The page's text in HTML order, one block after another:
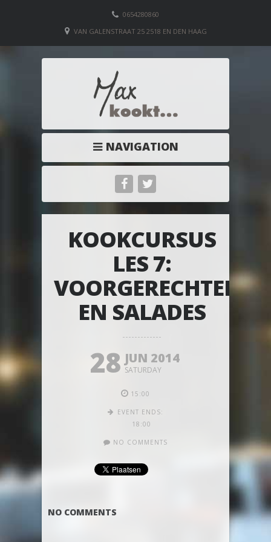
0654280860
VAN GALENSTRAAT 25 2518 EN DEN HAAG
NAVIGATION
KOOKCURSUS
LES 7:
VOORGERECHTEN
EN SALADES
28 JUN 2014
SATURDAY
15:00
EVENT ENDS:
18:00
NO COMMENTS
NO COMMENTS